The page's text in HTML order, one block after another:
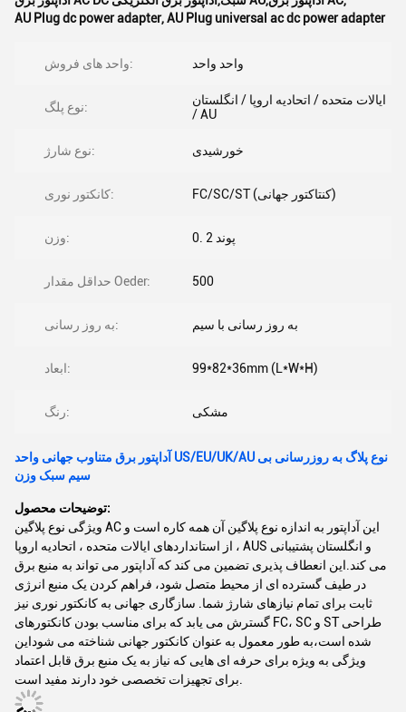
AU Plug dc power adapter,AU Plug universal ac dc power adapter
واحد های فروش: واحد واحد
نوع پلگ:
ایالات متحده / اتحادیه اروپا / انگلستان
/ AU
نوع شارژ: خورشیدی
کانکتور نوری: FC/SC/ST (کنتاکتور جهانی)
وزن: 0. 2 پوند
حداقل مقدار Oeder: 500
به روز رسانی: به روز رسانی با سیم
ابعاد: 99*82*36mm (L*W*H)
رنگ: مشکی
آداپتور برق متناوب جهانی واحد US/EU/UK/AU نوع پلاگ به روزرسانی بی
سیم سبک وزن
توضیحات محصول:
ویژگی نوع پلاگین AC این آداپتور به اندازه نوع پلاگین آن همه کاره است و
از استانداردهای ایالات متحده ، اتحادیه اروپا ، AUS و انگلستان پشتیبانی
می کند.این انعطاف پذیری تضمین می کند که آداپتور می تواند به منبع برق
در طیف گسترده ای از محیط متصل شود، فراهم کردن یک منبع انرژی
ثابت برای تمام نیازهای شارژ شما. سازگاری جهانی به کانکتور نوری نیز
گسترش می یابد که برای مناسب بودن کانکتورهای FC، SC و ST طراحی
شده است،به طور معمول به عنوان کانکتور جهانی شناخته می شوداین
ویژگی به ویژه برای حرفه ای هایی که نیاز به یک منبع برق قابل اعتماد
برای تجهیزات تخصصی خود دارند مفید است.